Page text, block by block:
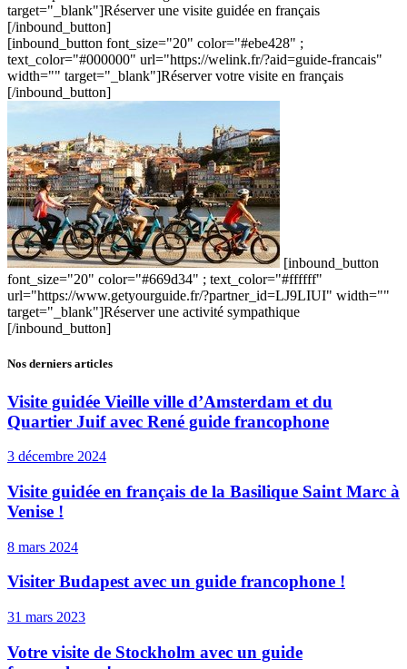
target="_blank"]Réserver une visite guidée en français
[/inbound_button]
[inbound_button font_size="20" color="#ebe428" ;
text_color="#000000" url="https://welink.fr/?aid=guide-francais"
width="" target="_blank"]Réserver votre visite en français
[/inbound_button]
[inbound_button
font_size="20" color="#669d34" ; text_color="#ffffff"
url="https://www.getyourguide.fr/?partner_id=LJ9LIUI" width=""
target="_blank"]Réserver une activité sympathique
[/inbound_button]
Nos derniers articles
Visite guidée Vieille ville d’Amsterdam et du
Quartier Juif avec René guide francophone
3 décembre 2024
Visite guidée en français de la Basilique Saint Marc à
Venise !
8 mars 2024
Visiter Budapest avec un guide francophone !
31 mars 2023
Votre visite de Stockholm avec un guide